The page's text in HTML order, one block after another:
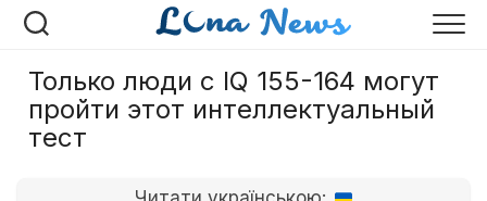
Перейти
Только люди с IQ 155-164 могут
пройти этот интеллектуальный
тест